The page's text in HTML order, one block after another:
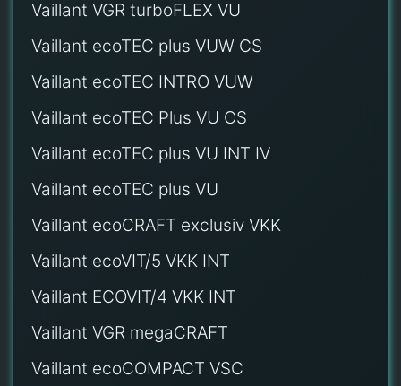
Vaillant VGR turboFLEX VU
Vaillant ecoTEC plus VUW CS
Vaillant ecoTEC INTRO VUW
Vaillant ecoTEC Plus VU CS
Vaillant ecoTEC plus VU INT IV
Vaillant ecoTEC plus VU
Vaillant ecoCRAFT exclusiv VKK
Vaillant ecoVIT/5 VKK INT
Vaillant ECOVIT/4 VKK INT
Vaillant VGR megaCRAFT
Vaillant ecoCOMPACT VSC